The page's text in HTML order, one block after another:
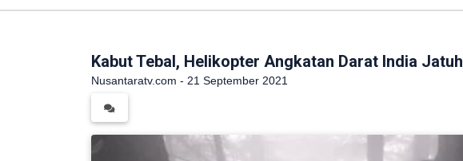
Kabut Tebal, Helikopter Angkatan Darat India Jatuh
Nusantaratv.com - 21 September 2021